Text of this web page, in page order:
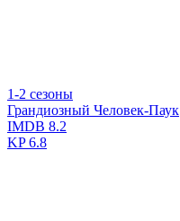
1-2 сезоны
Грандиозный Человек-Паук
IMDB 8.2
KP6.8